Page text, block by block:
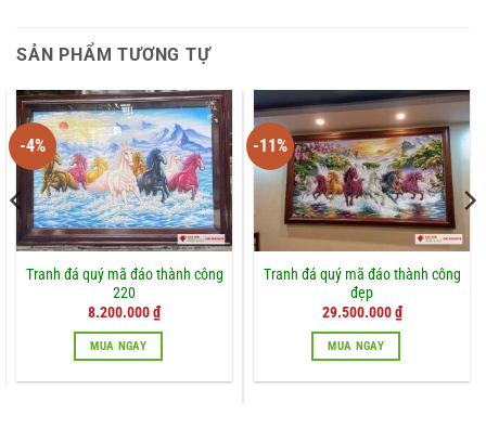
SẢN PHẨM TƯƠNG TỰ
-4%
Tranh đá quý mã đáo thành công
220
Giá
là:
8.500.000 ₫.
8.200.000₫Giá
hiện
tại
MUA NGAY
-11%
Tranh đá quý mã đáo thành công
đẹp
Giá
là:
33.000.000 ₫.
29.500.000₫Giá
hiện
MUA NGAY